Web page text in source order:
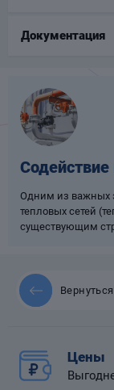
Документация
Содействие
Одним из важных
тепловых сетей
существующим
Цены